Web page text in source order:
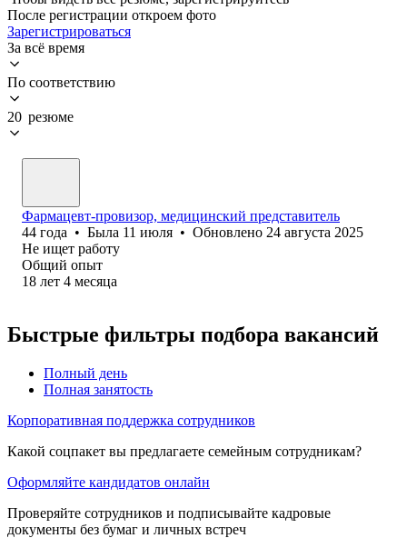
После регистрации откроем фото
Зарегистрироваться
За всё время
По соответствию
20 резюме
Фармацевт-провизор, медицинский представитель
44 года • Была 11 июля • Обновлено 24 августа 2025
Не ищет работу
Общий опыт
18 лет 4 месяца
Быстрые фильтры подбора вакансий
Полный день
Полная занятость
Корпоративная поддержка сотрудников
Какой соцпакет вы предлагаете семейным сотрудникам?
Оформляйте кандидатов онлайн
Проверяйте сотрудников и подписывайте кадровые
документы без бумаг и личных встреч